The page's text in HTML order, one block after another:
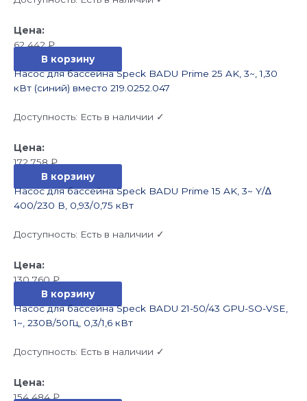
62 442₽
В корзину
Насос для бассейна Speck BADU Prime 25 AK, 3~, 1,30
кВт (синий) вместо 219.0252.047
Доступность: Есть в наличии ✓
172 758₽
В корзину
Насос для бассейна Speck BADU Prime 15 AK, 3~ Y/∆
400/230 В, 0,93/0,75 кВт
Доступность: Есть в наличии ✓
130 760₽
В корзину
Насос для бассейна Speck BADU 21-50/43 GPU-SO-VSE,
1~, 230В/50Гц, 0,3/1,6 кВт
Доступность: Есть в наличии ✓
154 484₽